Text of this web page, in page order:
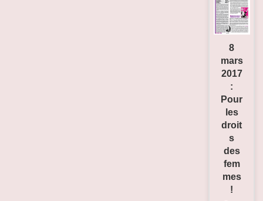
8
mars
2017
:
Pour
les
droit
s
des
fem
mes
!